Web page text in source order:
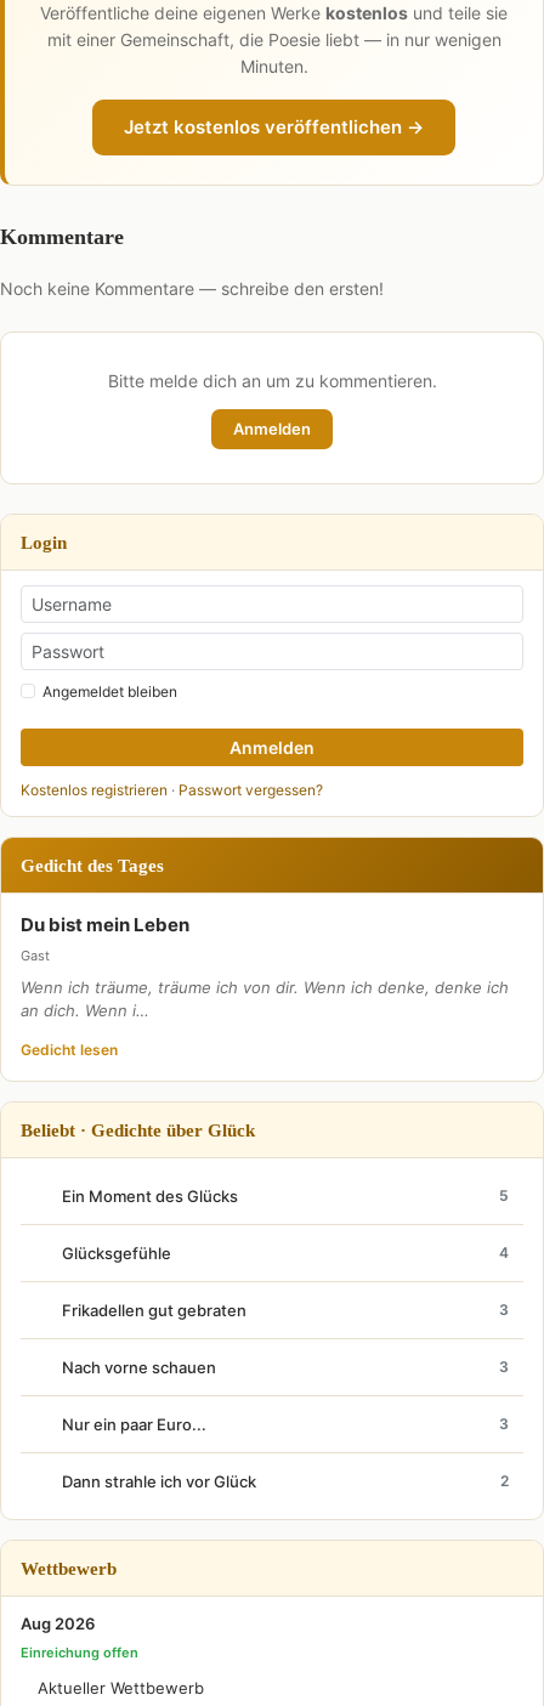
Veröffentliche deine eigenen Werke kostenlos und teile sie
mit einer Gemeinschaft, die Poesie liebt — in nur wenigen
Minuten.
Jetzt kostenlos veröffentlichen →
Kommentare
Noch keine Kommentare — schreibe den ersten!
Bitte melde dich an um zu kommentieren.
Anmelden
Login
Angemeldet bleiben
Anmelden
Kostenlos registrieren · Passwort vergessen?
Gedicht des Tages
Du bist mein Leben
Gast
Wenn ich träume, träume ich von dir. Wenn ich denke, denke ich
an dich. Wenn i…
Gedicht lesen
Beliebt · Gedichte über Glück
Ein Moment des Glücks 5
Glücksgefühle 4
Frikadellen gut gebraten 3
Nach vorne schauen 3
Nur ein paar Euro... 3
Dann strahle ich vor Glück 2
Wettbewerb
Aug 2026
Einreichung offen
Aktueller Wettbewerb